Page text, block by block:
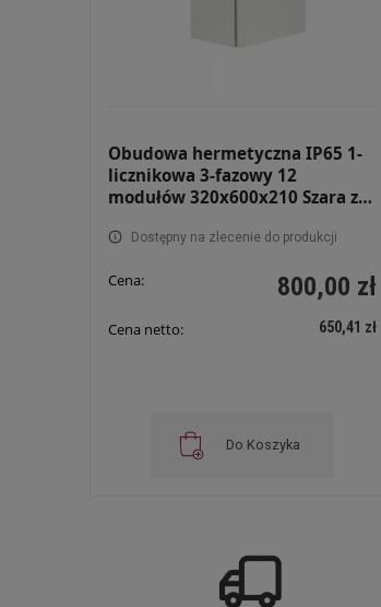
Obudowa hermetyczna IP65 1-
licznikowa 3-fazowy 12
modułów 320x600x210 Szara z
Dostępny na zlecenie do produkcji
Cena: 800,00 zł
Cena netto: 650,41 zł
Do Koszyka